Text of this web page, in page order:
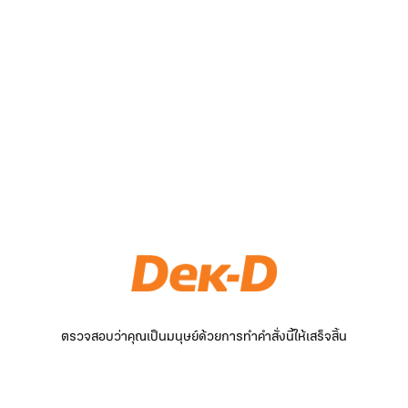
ตรวจสอบว่าคุณเป็นมนุษย์ด้วยการทำคำสั่งนี้ให้เสร็จสิ้น